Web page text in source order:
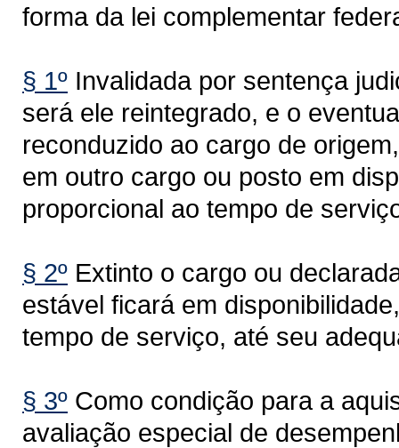
forma da lei complementar
§ 1º Invalidada por sentença
será ele reintegrado, e o
reconduzido ao cargo de
em outro cargo ou posto em
proporcional ao tempo de
§ 2º Extinto o cargo ou
estável ficará em
tempo de serviço, até seu
§ 3º Como condição para a
avaliação especial de